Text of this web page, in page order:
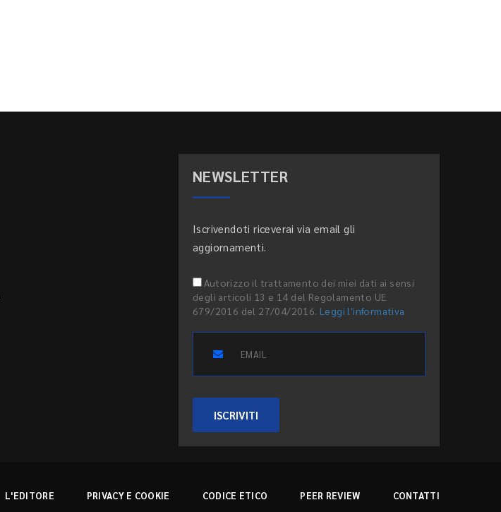
NEWSLETTER
Iscrivendoti riceverai via email gli
aggiornamenti.
Autorizzo il trattamento dei miei dati ai sensi
degli articoli 13 e 14 del Regolamento UE
679/2016 del 27/04/2016. Leggi l'informativa
ISCRIVITI
L'EDITORE PRIVACY E COOKIE CODICE ETICO PEER REVIEW CONTATTI